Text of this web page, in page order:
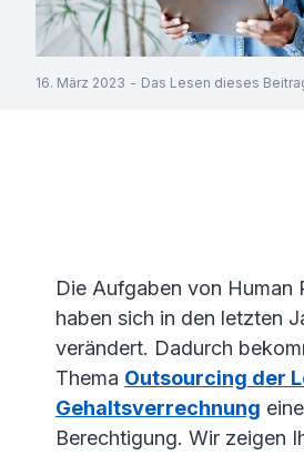
16. März 2023 - Das Lesen dieses
Die Aufgaben von Human
haben sich in den letzten
verändert. Dadurch
Thema Outsourcing der
Gehaltsverrechnung
Berechtigung. Wir zeigen